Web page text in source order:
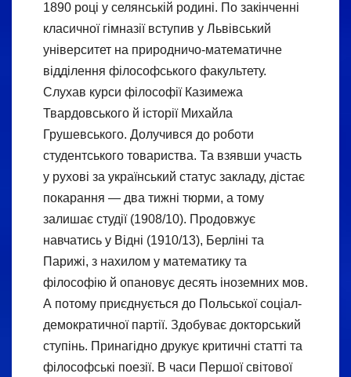
1890 році у селянській родині. По закінченні
класичної гімназії вступив у Львівський
університет на природничо-математичне
відділення філософського факультету.
Слухав курси філософії Казимежа
Твардовського й історії Михайла
Грушевського. Долучився до роботи
студентського товариства. Та взявши участь
у рухові за український статус закладу, дістає
покарання — два тижні тюрми, а тому
залишає студії (1908/10). Продовжує
навчатись у Відні (1910/13), Берліні та
Парижі, з нахилом у математику та
філософію й опановує десять іноземних мов.
А потому приєднується до Польської соціал-
демократичної партії. Здобуває докторський
ступінь. Принагідно друкує критичні статті та
філософські поезії. В часи Першої світової